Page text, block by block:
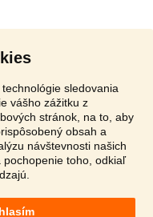
sledovania
vášho zážitku z
stránok, na to, aby
obsah a
návštevnosti našich
toho, odkiaľ
ponúka EXKLUZÍVNE V
rodinných d ...